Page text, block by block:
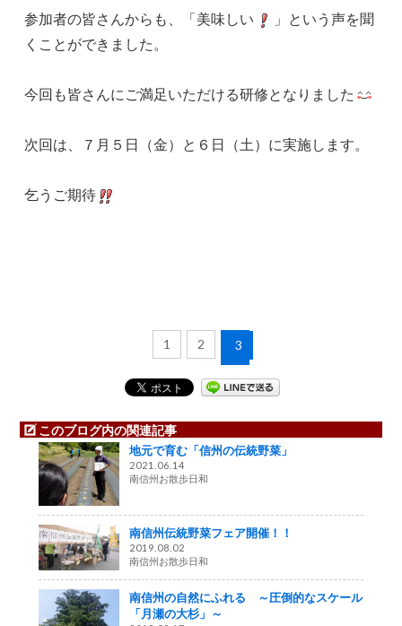
参加者の皆さんからも、「美味しい
」という声を聞
くことができました。
今回も皆さんにご満足いただける研修となりました
次回は、７月５日（金）と６日（土）に実施します。
乞うご期待
1 2 3
このブログ内の関連記事
地元で育む「信州の伝統野菜」
2021.06.14
南信州お散歩日和
南信州伝統野菜フェア開催！！
2019.08.02
南信州お散歩日和
南信州の自然にふれる ～圧倒的なスケール
「月瀬の大杉」～